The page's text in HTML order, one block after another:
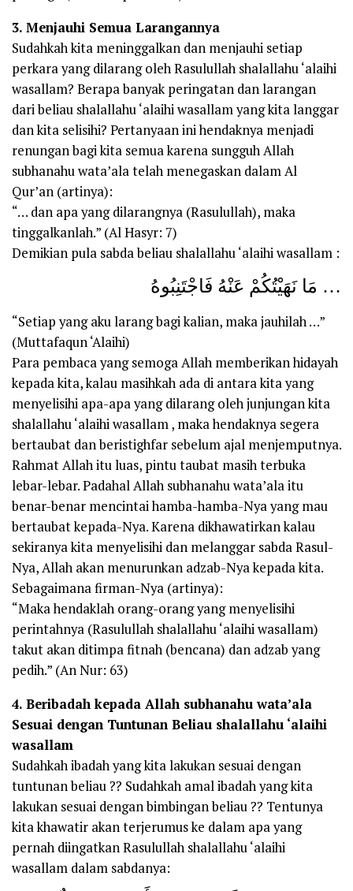
3. Menjauhi Semua Larangannya
Sudahkah kita meninggalkan dan menjauhi setiap
perkara yang dilarang oleh Rasulullah shalallahu ‘alaihi
wasallam? Berapa banyak peringatan dan larangan
dari beliau shalallahu ‘alaihi wasallam yang kita langgar
dan kita selisihi? Pertanyaan ini hendaknya menjadi
renungan bagi kita semua karena sungguh Allah
subhanahu wata’ala telah menegaskan dalam Al
Qur’an (artinya):
“… dan apa yang dilarangnya (Rasulullah), maka
tinggalkanlah.” (Al Hasyr: 7)
Demikian pula sabda beliau shalallahu ‘alaihi wasallam :
مَا نَهَيْتُكُمْ عَنْهُ فَاجْتَنِبُوهُ …
“Setiap yang aku larang bagi kalian, maka jauhilah …”
(Muttafaqun ‘Alaihi)
Para pembaca yang semoga Allah memberikan hidayah
kepada kita, kalau masihkah ada di antara kita yang
menyelisihi apa-apa yang dilarang oleh junjungan kita
shalallahu ‘alaihi wasallam , maka hendaknya segera
bertaubat dan beristighfar sebelum ajal menjemputnya.
Rahmat Allah itu luas, pintu taubat masih terbuka
lebar-lebar. Padahal Allah subhanahu wata’ala itu
benar-benar mencintai hamba-hamba-Nya yang mau
bertaubat kepada-Nya. Karena dikhawatirkan kalau
sekiranya kita menyelisihi dan melanggar sabda Rasul-
Nya, Allah akan menurunkan adzab-Nya kepada kita.
Sebagaimana firman-Nya (artinya):
“Maka hendaklah orang-orang yang menyelisihi
perintahnya (Rasulullah shalallahu ‘alaihi wasallam)
takut akan ditimpa fitnah (bencana) dan adzab yang
pedih.” (An Nur: 63)
4. Beribadah kepada Allah subhanahu wata’ala
Sesuai dengan Tuntunan Beliau shalallahu ‘alaihi
wasallam
Sudahkah ibadah yang kita lakukan sesuai dengan
tuntunan beliau ?? Sudahkah amal ibadah yang kita
lakukan sesuai dengan bimbingan beliau ?? Tentunya
kita khawatir akan terjerumus ke dalam apa yang
pernah diingatkan Rasulullah shalallahu ‘alaihi
wasallam dalam sabdanya: